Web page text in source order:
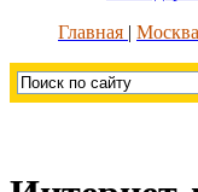
Главная
Москва